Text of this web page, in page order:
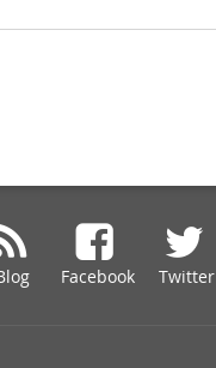
Facebook Twitter